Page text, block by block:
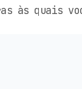
às quais